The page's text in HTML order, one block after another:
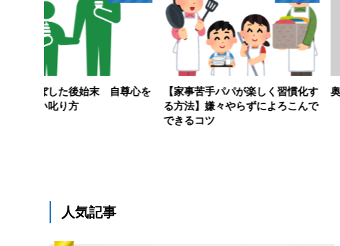
尊心を
【家事苦手パパが楽しく習慣化す
る方法】嫌々やらずによろこんで
奥さんの天然エピソード
人気記事